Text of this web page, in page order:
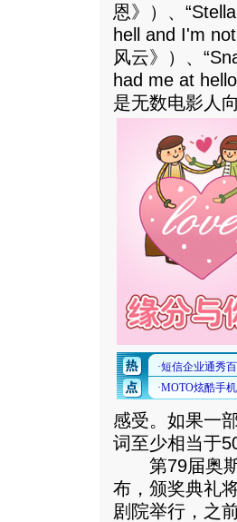
恩》）、
hell and I'm
风云》）、
had me at
是无数电影人
感受。如果一
词至少相当于
第79届奥斯
布，颁奖典礼
剧院举行，之